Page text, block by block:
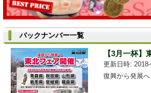
バックナンバー一覧
【3月一杯
更新日時:
復興から発展へ